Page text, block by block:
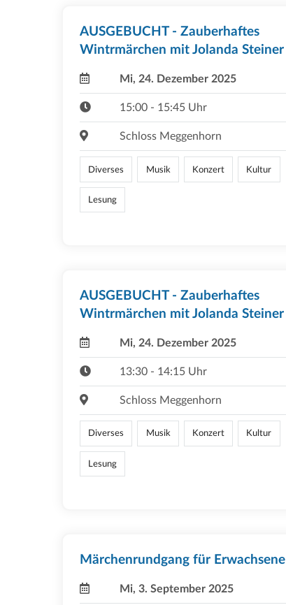
AUSGEBUCHT - Zauberhaftes
Wintrmärchen mit Jolanda Steiner
Mi, 24. Dezember 2025
15:00 - 15:45 Uhr
Schloss Meggenhorn
Diverses Musik Konzert Kultur
Lesung
AUSGEBUCHT - Zauberhaftes
Wintrmärchen mit Jolanda Steiner
Mi, 24. Dezember 2025
13:30 - 14:15 Uhr
Schloss Meggenhorn
Diverses Musik Konzert Kultur
Lesung
Märchenrundgang für Erwachsene
Mi, 3. September 2025